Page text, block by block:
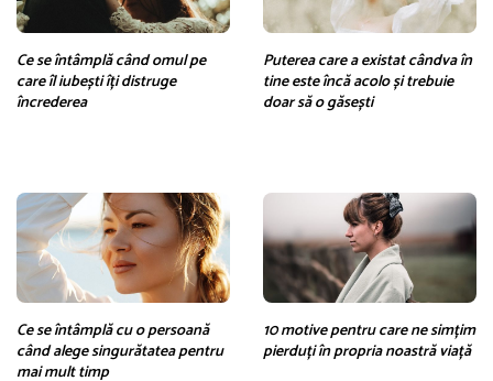
Ce se întâmplă când omul pe
care îl iubești îți distruge
încrederea
Puterea care a existat cândva în
tine este încă acolo și trebuie
doar să o găsești
Ce se întâmplă cu o persoană
când alege singurătatea pentru
mai mult timp
10 motive pentru care ne simțim
pierduți în propria noastră viață